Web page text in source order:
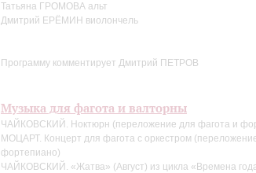
Татьяна ГРОМОВА альт
Дмитрий ЕРЁМИН виолончель
Программу комментирует Дмитрий ПЕТРОВ
Музыка для фагота и валторны
ЧАЙКОВСКИЙ. Ноктюрн (переложение для фагота и
МОЦАРТ. Концерт для фагота с оркестром
фортепиано)
ЧАЙКОВСКИЙ. «Жатва» (Август) из цикла «Времена